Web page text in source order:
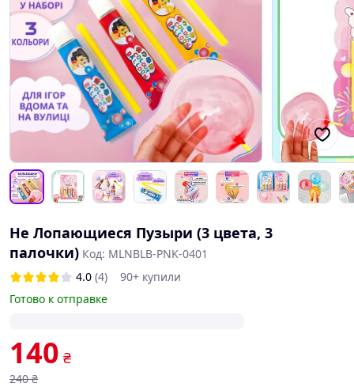
Не Лопающиеся Пузыри (3 цвета, 3
палочки) Код: MLNBLB-PNK-0401
4.0 (4)
90+ купили
Готово к отправке
140 ₴
240 ₴